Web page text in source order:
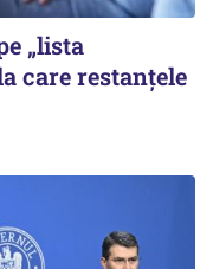
„lista
care restanțele